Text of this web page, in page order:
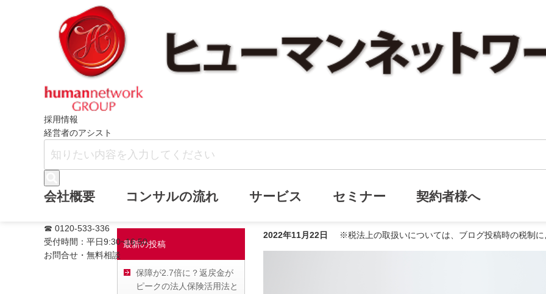
採用情報
経営者のアシスト
会社概要 コンサルの流れ サービス セミナー 契約者様へ
☎ 0120-533-336
受付時間：平日9:30~16:50
お問合せ・無料相談
最新の投稿
保障が2.7倍に？返戻金が
ピークの法人保険活用法と
2022年11月22日 ※税法上の取扱いについては、ブログ投稿時の税制